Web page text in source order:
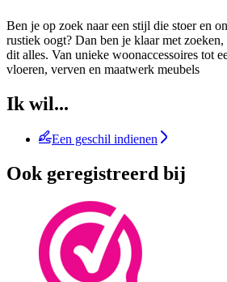
Ben je op zoek naar een stijl die stoer en
rustiek oogt? Dan ben je klaar met
dit alles. Van unieke woonaccessoires tot
vloeren, verven en maatwerk meubels
Ik wil...
Een geschil indienen
Ook geregistreerd bij